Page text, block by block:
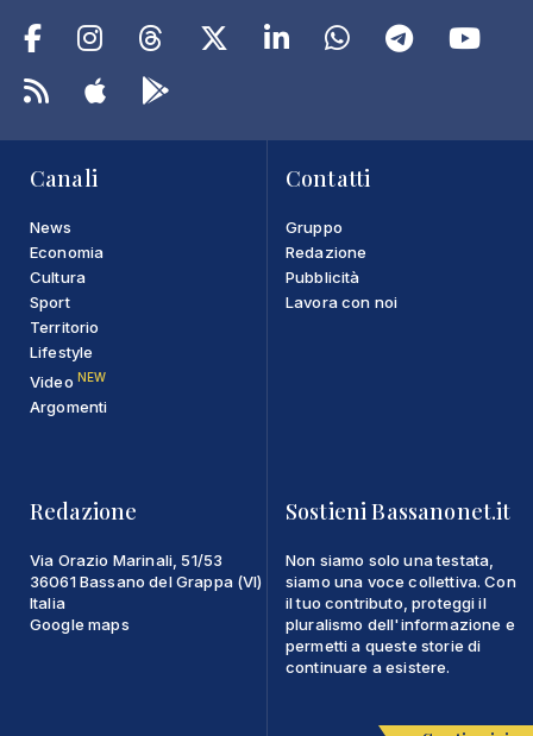
Canali
News
Economia
Cultura
Sport
Territorio
Lifestyle
Video NEW
Argomenti
Contatti
Gruppo
Redazione
Pubblicità
Lavora con noi
Redazione
Via Orazio Marinali, 51/53
36061 Bassano del Grappa (VI)
Italia
Google maps
Sostieni Bassanonet.it
Non siamo solo una testata,
siamo una voce collettiva. Con
il tuo contributo, proteggi il
pluralismo dell'informazione e
permetti a queste storie di
continuare a esistere.